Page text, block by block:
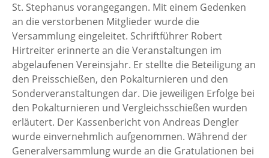
St. Stephanus vorangegangen. Mit einem Gedenken
an die verstorbenen Mitglieder wurde die
Versammlung eingeleitet. Schriftführer Robert
Hirtreiter erinnerte an die Veranstaltungen im
abgelaufenen Vereinsjahr. Er stellte die Beteiligung an
den Preisschießen, den Pokalturnieren und den
Sonderveranstaltungen dar. Die jeweiligen Erfolge bei
den Pokalturnieren und Vergleichsschießen wurden
erläutert. Der Kassenbericht von Andreas Dengler
wurde einvernehmlich aufgenommen. Während der
Generalversammlung wurde an die Gratulationen bei